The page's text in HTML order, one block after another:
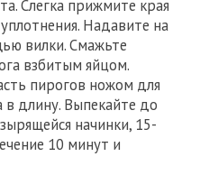
Слегка прижмите края
Надавите на
вилки. Смажьте
взбитым яйцом.
пирогов ножом для
длину. Выпекайте до
начинки, 15-
10 минут и